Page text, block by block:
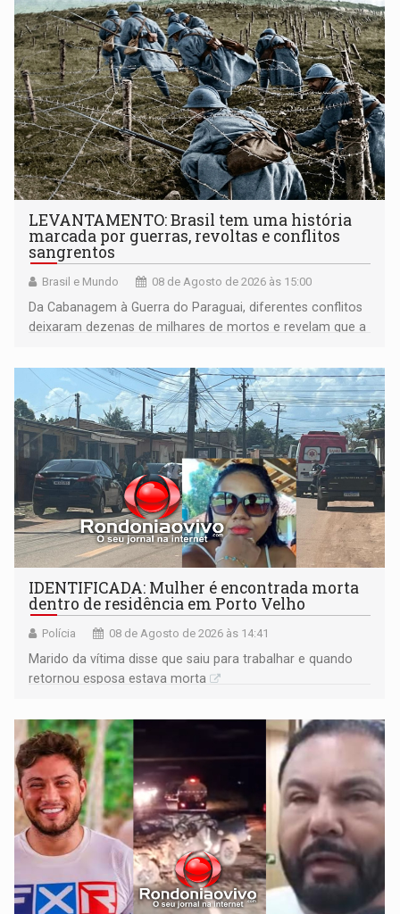
LEVANTAMENTO: Brasil tem uma história
marcada por guerras, revoltas e conflitos
sangrentos
Brasil e Mundo 08 de Agosto de 2026 às 15:00
Da Cabanagem à Guerra do Paraguai, diferentes conflitos
deixaram dezenas de milhares de mortos e revelam que a
territoriais e sociais
IDENTIFICADA: Mulher é encontrada morta
dentro de residência em Porto Velho
Polícia 08 de Agosto de 2026 às 14:41
Marido da vítima disse que saiu para trabalhar e quando
retornou esposa estava morta